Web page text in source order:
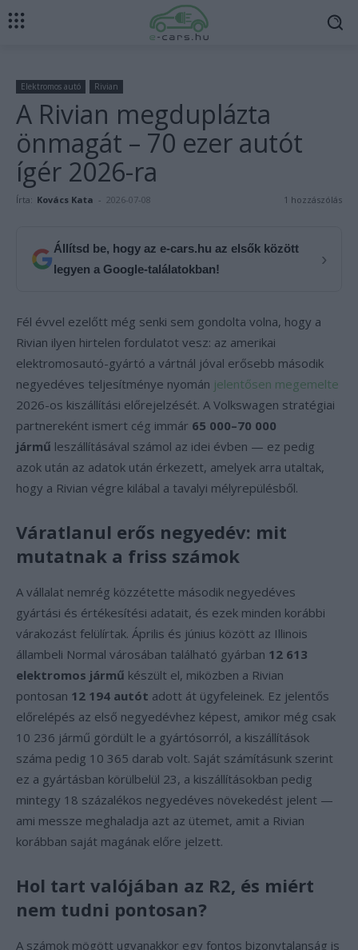
Elektromos autó Rivian
A Rivian megduplázta
önmagát – 70 ezer autót
ígér 2026-ra
Írta: Kovács Kata - 2026-07-08 1 hozzászólás
Állítsd be, hogy az e-cars.hu az elsők között
legyen a Google-találatokban!
›
Fél évvel ezelőtt még senki sem gondolta volna, hogy a
Rivian ilyen hirtelen fordulatot vesz: az amerikai
elektromosautó-gyártó a vártnál jóval erősebb második
negyedéves teljesítménye nyomán jelentősen megemelte
2026-os kiszállítási előrejelzését. A Volkswagen stratégiai
partnereként ismert cég immár 65 000–70 000
jármű leszállításával számol az idei évben — ez pedig
azok után az adatok után érkezett, amelyek arra utaltak,
hogy a Rivian végre kilábal a tavalyi mélyrepülésből.
Váratlanul erős negyedév: mit
mutatnak a friss számok
A vállalat nemrég közzétette második negyedéves
gyártási és értékesítési adatait, és ezek minden korábbi
várakozást felülírtak. Április és június között az Illinois
állambeli Normal városában található gyárban 12 613
elektromos jármű készült el, miközben a Rivian
pontosan 12 194 autót adott át ügyfeleinek. Ez jelentős
előrelépés az első negyedévhez képest, amikor még csak
10 236 jármű gördült le a gyártósorról, a kiszállítások
száma pedig 10 365 darab volt. Saját számításunk szerint
ez a gyártásban körülbelül 23, a kiszállításokban pedig
mintegy 18 százalékos negyedéves növekedést jelent —
ami messze meghaladja azt az ütemet, amit a Rivian
korábban saját magának előre jelzett.
Hol tart valójában az R2, és miért
nem tudni pontosan?
A számok mögött ugyanakkor egy fontos bizonytalanság is